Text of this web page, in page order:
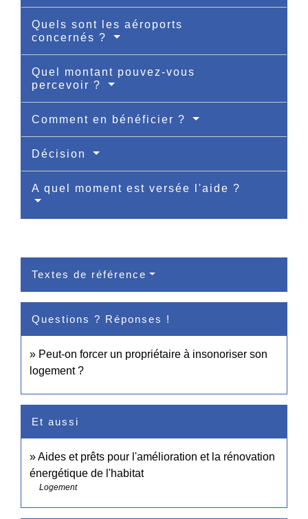
Quels sont les aéroports
concernés ?
Quel montant pouvez-vous
percevoir ?
Comment en bénéficier ?
Décision
A quel moment est versée l'aide ?
Textes de référence
Questions ? Réponses !
Peut-on forcer un propriétaire à insonoriser son
logement ?
Et aussi
Aides et prêts pour l'amélioration et la rénovation
énergétique de l'habitat
Logement